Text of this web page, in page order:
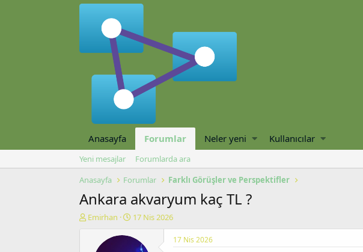
Anasayfa Forumlar Neler yeni Kullanıcılar
Yeni mesajlar
Forumlarda ara
Anasayfa
Forumlar Farklı Görüşler ve Perspektifler
Ankara akvaryum kaç TL ?
K
Emirhan
B
ş
17 Nis 2026
17 Nis 2026